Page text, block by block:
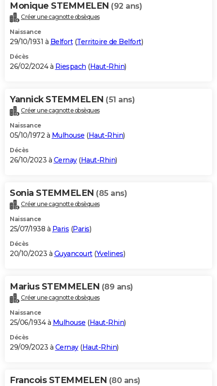
Monique STEMMELEN (92 ans)
Créer une cagnotte obsèques
Naissance
29/10/1931 à Belfort(Territoire de Belfort)
Décès
26/02/2024 à Riespach (Haut-Rhin)
Yannick STEMMELEN (51 ans)
Créer une cagnotte obsèques
Naissance
05/10/1972 à Mulhouse (Haut-Rhin)
Décès
26/10/2023 à Cernay(Haut-Rhin)
Sonia STEMMELEN (85 ans)
Créer une cagnotte obsèques
Naissance
25/07/1938 à Paris (Paris)
Décès
20/10/2023 à Guyancourt(Yvelines)
Marius STEMMELEN (89 ans)
Créer une cagnotte obsèques
Naissance
25/06/1934 à Mulhouse (Haut-Rhin)
Décès
29/09/2023 à Cernay(Haut-Rhin)
Francois STEMMELEN (80 ans)